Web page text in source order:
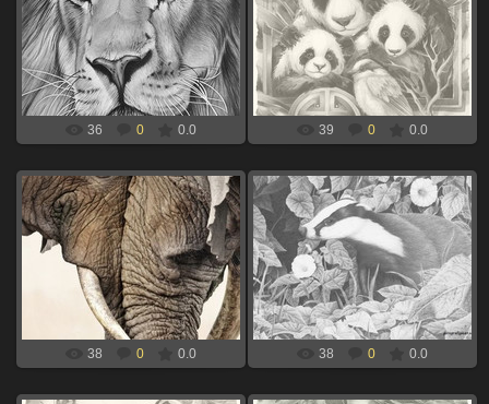
06.09.2024
лев для выжигания по дереву
xBOINGx
36 0 0.0
06.09.2024
панды для выжигания по дереву
xBOINGx
39 0 0.0
06.09.2024
два слона для выжигания по
дереву
xBOINGx
38 0 0.0
06.09.2024
енот для выжигания по дереву
xBOINGx
38 0 0.0